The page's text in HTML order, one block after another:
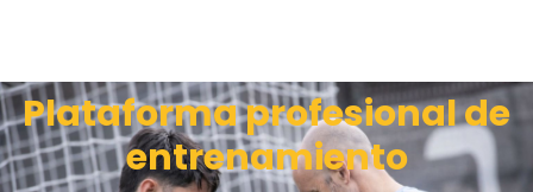
Plataforma profesional de
entrenamiento